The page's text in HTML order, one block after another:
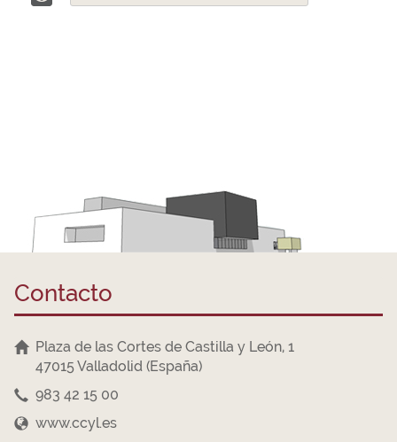
Contacto
Plaza de las Cortes de Castilla y León, 1
47015 Valladolid (España)
983 42 15 00
www.ccyl.es